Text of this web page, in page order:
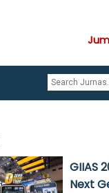
GIIAS
Next